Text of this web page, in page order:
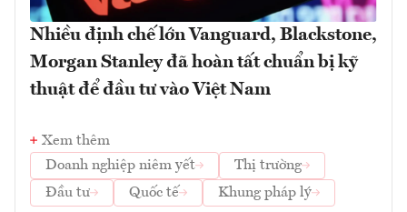
Nhiều định chế lớn Vanguard, Blackstone,
Morgan Stanley đã hoàn tất chuẩn bị kỹ
thuật để đầu tư vào Việt Nam
Xem thêm
Doanh nghiệp niêm yết
Thị trường
Đầu tư
Quốc tế Khung pháp lý